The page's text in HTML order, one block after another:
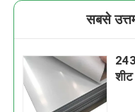
सबसे